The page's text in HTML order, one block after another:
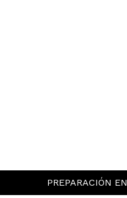
PREPARACIÓN EN